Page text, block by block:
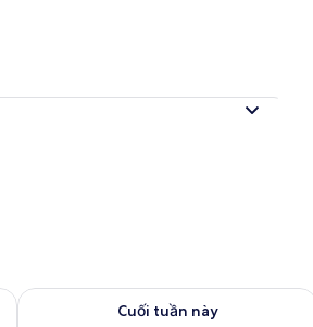
8 8 - thg 8 9
Cuối tuần này
Kiểm tra lượng phòng cuối tuần này